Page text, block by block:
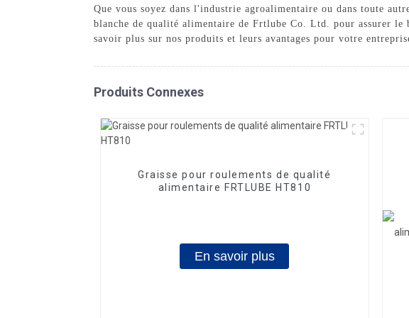
Que vous soyez dans l'industrie agroalimentaire ou dans toute
blanche de qualité alimentaire de Frtlube Co. Ltd. pour assurer
savoir plus sur nos produits et leurs avantages pour votre
Produits Connexes
Graisse pour roulements de qualité
alimentaire FRTLUBE HT810
En savoir plus